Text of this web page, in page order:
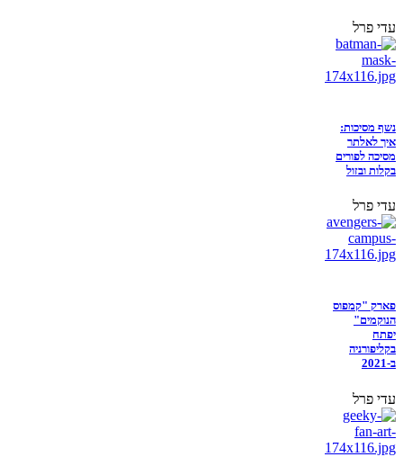
עדי פרל
נשף מסיכות:
איך לאלתר
מסיכה לפורים
בקלות ובזול
עדי פרל
פארק "קמפוס
הנוקמים"
יפתח
בקליפורניה
ב-2021
עדי פרל